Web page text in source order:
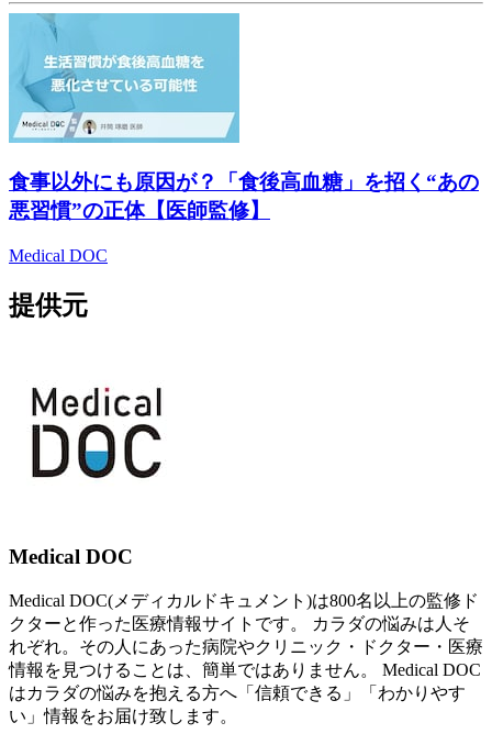
食事以外にも原因が？「食後高血糖」を招く“あの
悪習慣”の正体【医師監修】
Medical DOC
提供元
Medical DOC
Medical DOC(メディカルドキュメント)は800名以上の監修ド
クターと作った医療情報サイトです。 カラダの悩みは人そ
れぞれ。その人にあった病院やクリニック・ドクター・医療
情報を見つけることは、簡単ではありません。 Medical DOC
はカラダの悩みを抱える方へ「信頼できる」「わかりやす
い」情報をお届け致します。